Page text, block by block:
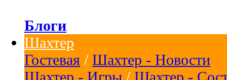
Блоги
Шахтер
Гостевая / Шахтер - Новости
Шахтер - Игры / Шахтер -